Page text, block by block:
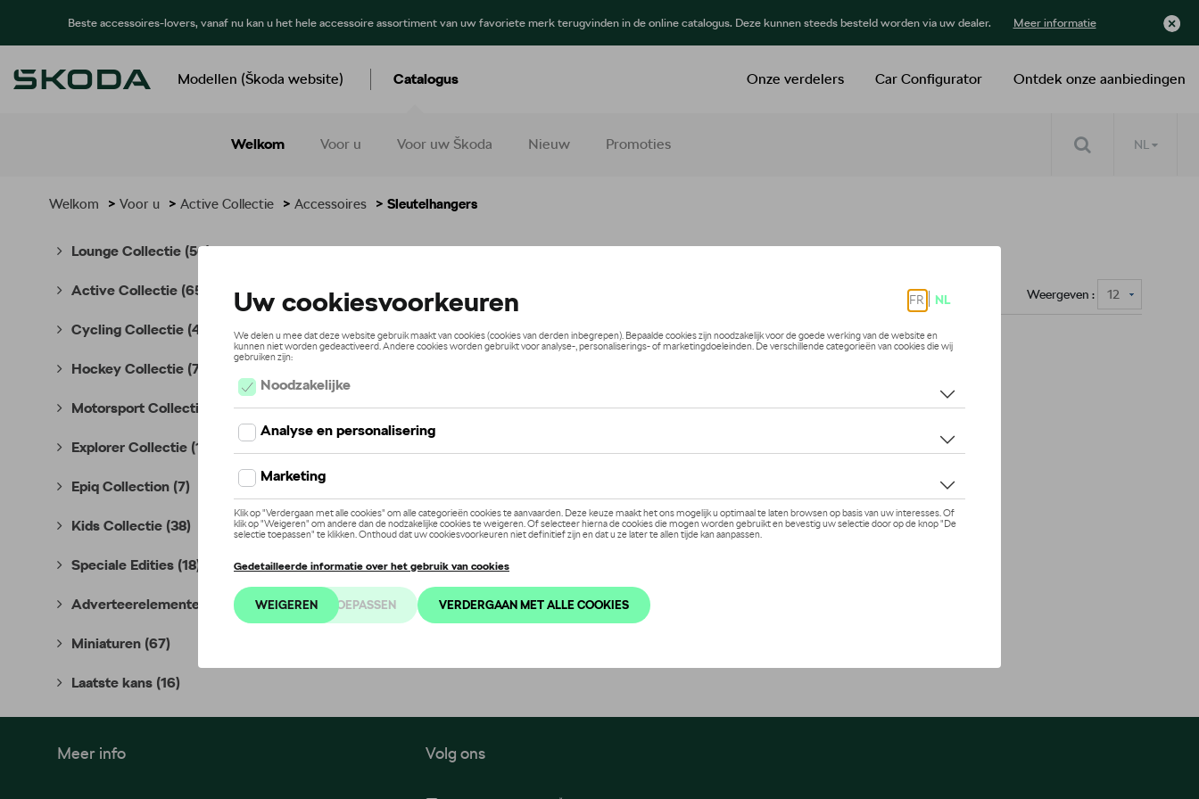
Beste accessoires-lovers, vanaf nu kan u het hele accessoire assortiment van uw favoriete merk terugvinden in de online catalogus. Deze kunnen steeds besteld worden via uw dealer. Meer informatie
Modellen (Škoda website) Catalogus
Welkom Voor u Voor uw Škoda Nieuw Promoties
Ontdek onze aanbiedingen
Car Configurator
Onze verdelers
NL
Welkom > Voor u > Active Collectie > Accessoires > Sleutelhangers
Lounge Collectie (56)
Active Collectie (65)
Cycling Collectie (49)
Hockey Collectie (7)
Motorsport Collectie (35)
Explorer Collectie (10)
Epiq Collection (7)
Kids Collectie (38)
Speciale Edities (18)
Adverteerelementen
Miniaturen (67)
Laatste kans (16)
Weergeven :
Meer info Volg ons